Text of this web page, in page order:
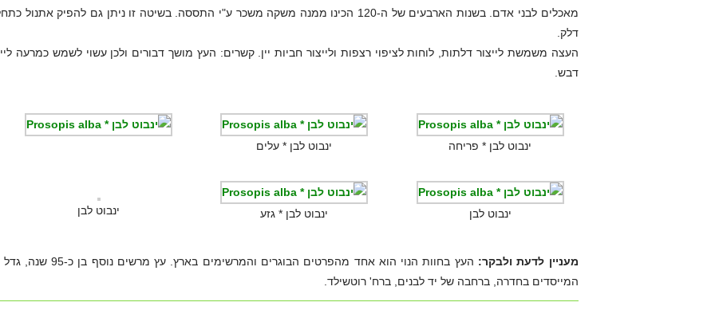
מאכלים לבני אדם. בשנות הארבעים של ה-120 הכינו ממנה משקה משכר ע"י התססה. בשיטה זו ניתן גם להפיק אתנול
דלק.
העצה משמשת לייצור דלתות, לוחות לציפוי רצפות ולייצור חביות יין. קשרים: העץ מושך דבורים ולכן עשוי לשמש כמרעה
דבש.
ינבוט לבן * פריחה ינבוט לבן * עלים
ינבוט לבן ינבוט לבן * גזע ינבוט לבן
מעניין לדעת ולבקר:
העץ בחוות הנוי הוא אחד מהפרטים הבוגרים והמרשימים בארץ. עץ מרשים
המייסדים בחדרה, ברחבה של יד לבנים, ברח' רוטשילד.